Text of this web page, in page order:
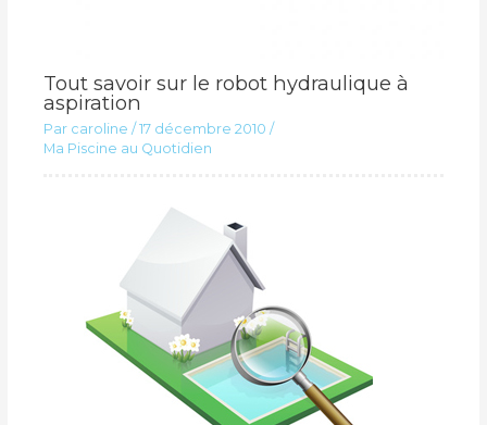
Tout savoir sur le robot hydraulique à
aspiration
Par caroline /17 décembre 2010 /
Ma Piscine au Quotidien